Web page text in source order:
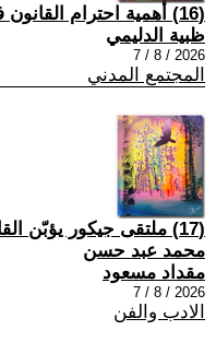
(16) أهمية احترام القانون في الحياة اليومية
ظبية الدليمي
2026 / 8 / 7
المجتمع المدني
(17) ملتقى جيكور يؤبّن
محمد عبد حسن
مقداد مسعود
2026 / 8 / 7
الادب والفن